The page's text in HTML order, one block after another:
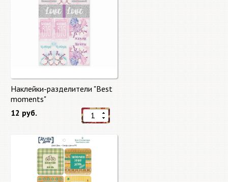
Наклейки-разделители "Best
moments"
12 руб.